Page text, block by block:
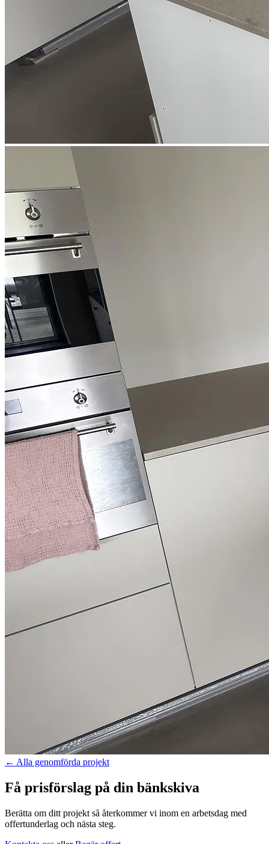
← Alla genomförda projekt
Få prisförslag på din bänkskiva
Berätta om ditt projekt så återkommer vi inom en arbetsdag med
offertunderlag och nästa steg.